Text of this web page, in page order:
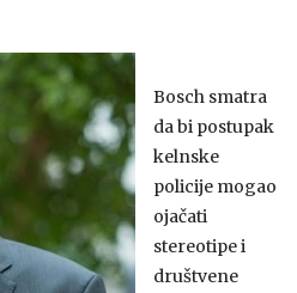
Bosch smatra
da bi postupak
kelnske
policije mogao
ojačati
stereotipe i
društvene